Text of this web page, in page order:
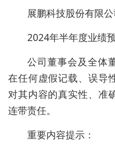
展鹏科技股份有限公
2024年半年度业绩
公司董事会及全体
在任何虚假记载、误导
对其内容的真实性、准
连带责任。
重要内容提示：